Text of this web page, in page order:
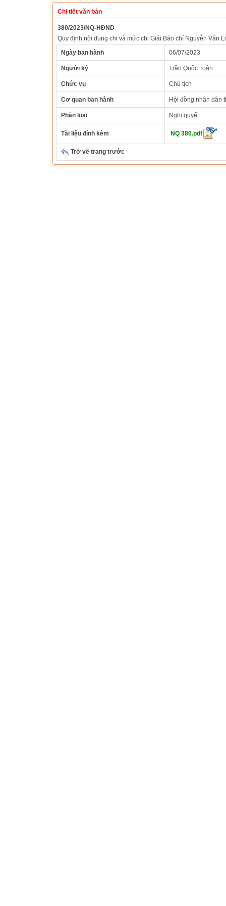
Chi tiết văn bản
380/2023/NQ-HĐND
Quy định nội dung chi và mức chi Giải Báo chí Nguyễn Văn
Ngày ban hành
06/07/2023
Người ký Trần Quốc Toản
Chức vụ Chủ tịch
Cơ quan ban hành Hội đồng nhân dân
Phân loại Nghị quyết
Tài liệu đính kèm NQ 380.pdf
Trở về trang trước